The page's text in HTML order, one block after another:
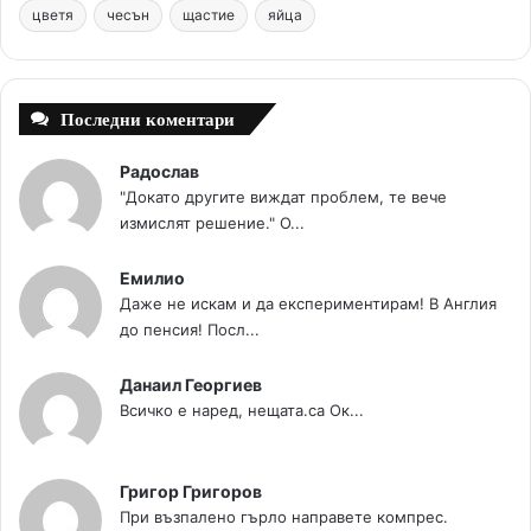
k
s
t
m
цветя чесън щастие яйца
Последни коментари
Радослав
"Докато другите виждат проблем, те вече
измислят решение." О...
Емилио
Даже не искам и да експериментирам! В Англия
до пенсия! Посл...
Данаил Георгиев
Всичко е наред, нещата.са Ок...
Григор Григоров
При възпалено гърло направете компрес.